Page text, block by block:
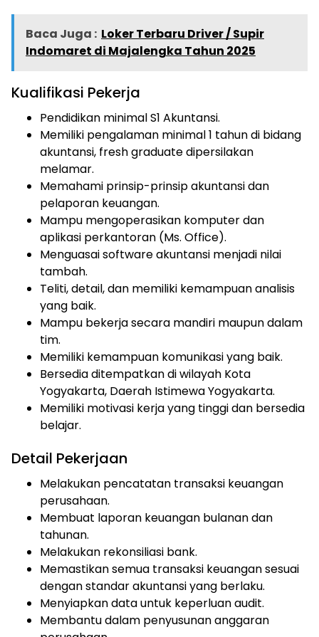
Baca Juga : Loker Terbaru Driver / Supir
Indomaret di Majalengka Tahun 2025
Kualifikasi Pekerja
Pendidikan minimal S1 Akuntansi.
Memiliki pengalaman minimal 1 tahun di bidang
akuntansi, fresh graduate dipersilakan
melamar.
Memahami prinsip-prinsip akuntansi dan
pelaporan keuangan.
Mampu mengoperasikan komputer dan
aplikasi perkantoran (Ms. Office).
Menguasai software akuntansi menjadi nilai
tambah.
Teliti, detail, dan memiliki kemampuan analisis
yang baik.
Mampu bekerja secara mandiri maupun dalam
tim.
Memiliki kemampuan komunikasi yang baik.
Bersedia ditempatkan di wilayah Kota
Yogyakarta, Daerah Istimewa Yogyakarta.
Memiliki motivasi kerja yang tinggi dan bersedia
belajar.
Detail Pekerjaan
Melakukan pencatatan transaksi keuangan
perusahaan.
Membuat laporan keuangan bulanan dan
tahunan.
Melakukan rekonsiliasi bank.
Memastikan semua transaksi keuangan sesuai
dengan standar akuntansi yang berlaku.
Menyiapkan data untuk keperluan audit.
Membantu dalam penyusunan anggaran